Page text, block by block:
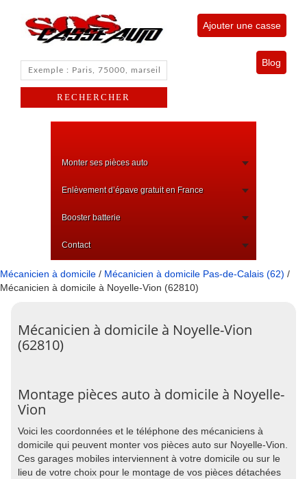
Ajouter une casse
Blog
Monter ses pièces auto
Enlèvement d’épave gratuit en France
Booster batterie
Contact
Mécanicien à domicile / Mécanicien à domicile Pas-de-Calais (62) /
Mécanicien à domicile à Noyelle-Vion (62810)
Mécanicien à domicile à Noyelle-Vion
(62810)
Montage pièces auto à domicile à Noyelle-
Vion
Voici les coordonnées et le téléphone des mécaniciens à
domicile qui peuvent monter vos pièces auto sur Noyelle-Vion.
Ces garages mobiles interviennent à votre domicile ou sur le
lieu de votre choix pour le montage de vos pièces détachées